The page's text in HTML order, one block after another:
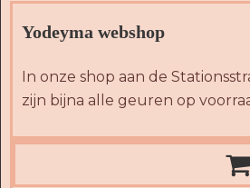
Yodeyma webshop
In onze shop aan de
zijn bijna alle geuren op